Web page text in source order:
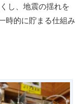
し、地震の揺れを
時的に貯まる仕組み